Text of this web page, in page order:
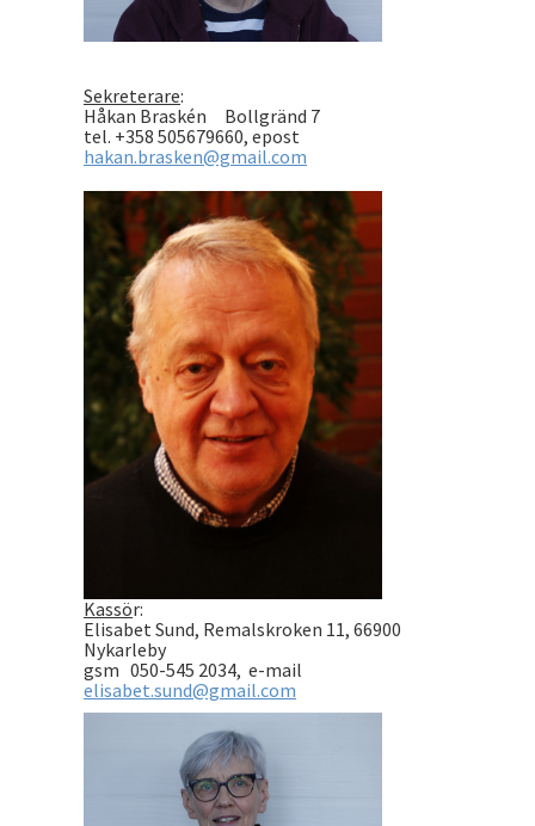
Sekreterare:
Håkan Braskén Bollgränd 7
tel. +358 505679660, epost
hakan.brasken@gmail.com
Kassör:
Elisabet Sund, Remalskroken 11, 66900
Nykarleby
gsm 050-545 2034, e-mail
elisabet.sund@gmail.com